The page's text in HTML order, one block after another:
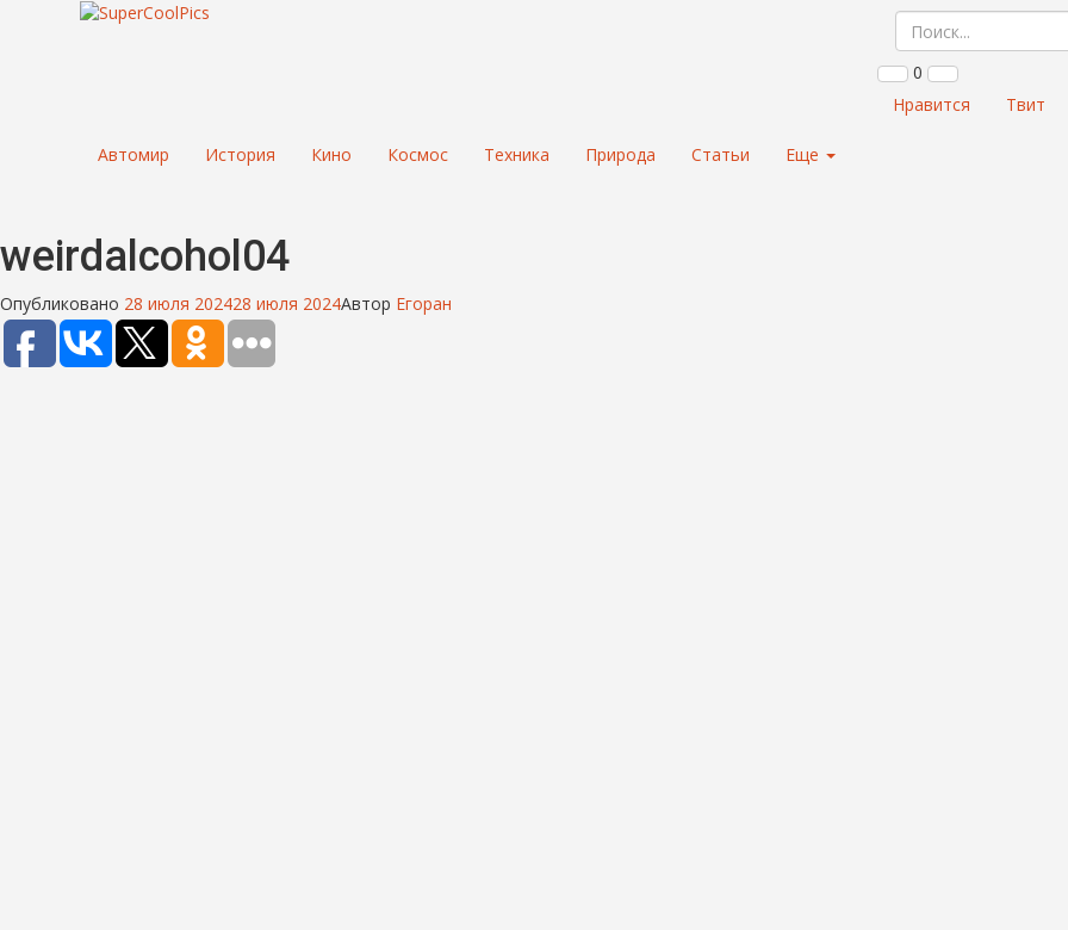
0
Нравится
Твит
Автомир История Кино Космос Техника Природа Статьи Еще
weirdalcohol04
Опубликовано 28 июля 202428 июля 2024Автор Егоран